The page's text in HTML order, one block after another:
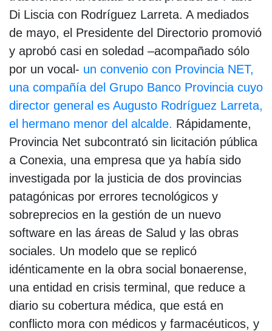
Di Liscia con Rodríguez Larreta. A mediados
de mayo, el Presidente del Directorio promovió
y aprobó casi en soledad –acompañado sólo
por un vocal- un convenio con Provincia NET,
una compañía del Grupo Banco Provincia cuyo
director general es Augusto Rodríguez Larreta,
el hermano menor del alcalde. Rápidamente,
Provincia Net subcontrató sin licitación pública
a Conexia, una empresa que ya había sido
investigada por la justicia de dos provincias
patagónicas por errores tecnológicos y
sobreprecios en la gestión de un nuevo
software en las áreas de Salud y las obras
sociales. Un modelo que se replicó
idénticamente en la obra social bonaerense,
una entidad en crisis terminal, que reduce a
diario su cobertura médica, que está en
conflicto mora con médicos y farmacéuticos, y